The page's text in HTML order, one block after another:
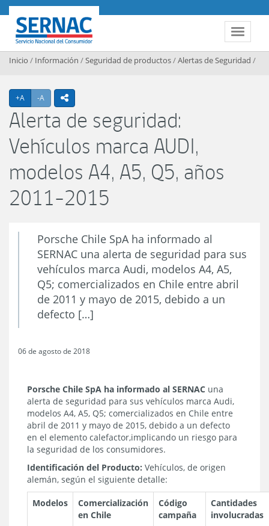
Contenido principal
Toggle
SERNAC
Inicio / Información /Seguridad de productos/Alertas de Seguridad /
+A Agrandar texto
-A Achicar textoicono compartir
Alerta de seguridad:
Vehículos marca AUDI,
modelos A4, A5, Q5, años
2011-2015
Porsche Chile SpA ha informado al
SERNAC una alerta de seguridad para sus
vehículos marca Audi, modelos A4, A5,
Q5; comercializados en Chile entre abril
de 2011 y mayo de 2015, debido a un
defecto […]
06 de agosto de 2018
Porsche Chile SpA ha informado al SERNAC una
alerta de seguridad para sus vehículos marca Audi,
modelos A4, A5, Q5; comercializados en Chile entre
abril de 2011 y mayo de 2015, debido a un defecto
en el elemento calefactor,implicando un riesgo para
la seguridad de los consumidores.
Identificación del Producto: Vehículos, de origen
alemán, según el siguiente detalle:
Modelos
Comercialización
en Chile
Código
campaña
Cantidades
involucradas